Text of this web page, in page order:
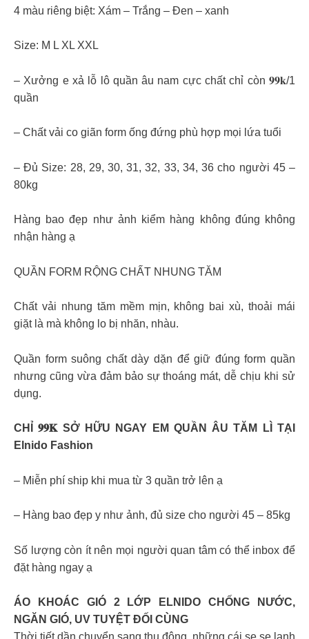
4 màu riêng biệt: Xám – Trắng – Đen – xanh
Size: M L XL XXL
– Xưởng e xả lỗ lô quần âu nam cực chất chỉ còn 𝟗𝟗𝐤/1
quần
– Chất vải co giãn form ống đứng phù hợp mọi lứa tuổi
– Đủ Size: 28, 29, 30, 31, 32, 33, 34, 36 cho người 45 –
80kg
Hàng bao đẹp như ảnh kiểm hàng không đúng không
nhận hàng ạ
QUẦN FORM RỘNG CHẤT NHUNG TĂM
Chất vải nhung tăm mềm mịn, không bai xù, thoải mái
giặt là mà không lo bị nhăn, nhàu.
Quần form suông chất dày dặn để giữ đúng form quần
nhưng cũng vừa đảm bảo sự thoáng mát, dễ chịu khi sử
dụng.
CHỈ 𝟗𝟗𝐊 SỞ HỮU NGAY EM QUẦN ÂU TĂM LÌ TẠI
Elnido Fashion
– Miễn phí ship khi mua từ 3 quần trở lên ạ
– Hàng bao đẹp y như ảnh, đủ size cho người 45 – 85kg
Số lượng còn ít nên mọi người quan tâm có thể inbox để
đặt hàng ngay ạ
ÁO KHOÁC GIÓ 2 LỚP ELNIDO CHỐNG NƯỚC,
NGĂN GIÓ, UV TUYỆT ĐỐI CÙNG
Thời tiết dần chuyển sang thu đông, những cái se se lạnh